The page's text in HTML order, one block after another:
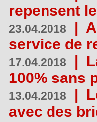
repensent
23.04.2018 |
service de
17.04.2018 |
100% sans
13.04.2018 |
avec des